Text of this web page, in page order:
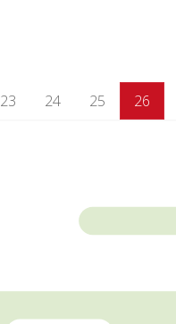
23 24 25 26